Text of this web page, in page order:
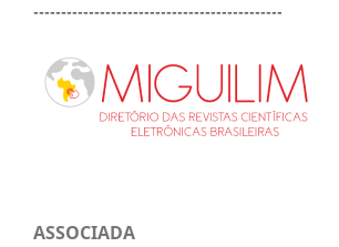
---------------------------------------------
ASSOCIADA